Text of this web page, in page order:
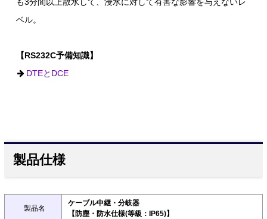
も3分間以上散水して、浸水に対して有害な影響を与えないレ
ベル。
【RS232C予備知識】
DTEとDCE
製品仕様
製品名
ケーブル中継・分岐器
【防塵・防水仕様(等級：IP65)】